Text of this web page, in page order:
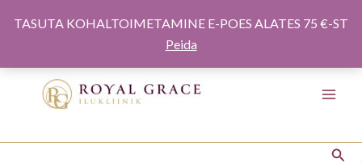
TASUTA KOHALTOIMETAMINE E-POES ALATES 75 €-ST
Peida
sisule